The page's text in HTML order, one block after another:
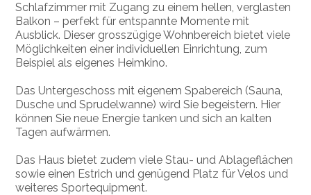
Schlafzimmer mit Zugang zu einem hellen, verglasten
Balkon – perfekt für entspannte Momente mit
Ausblick. Dieser grosszügige Wohnbereich bietet viele
Möglichkeiten einer individuellen Einrichtung, zum
Beispiel als eigenes Heimkino.
Das Untergeschoss mit eigenem Spabereich (Sauna,
Dusche und Sprudelwanne) wird Sie begeistern. Hier
können Sie neue Energie tanken und sich an kalten
Tagen aufwärmen.
Das Haus bietet zudem viele Stau- und Ablageflächen
sowie einen Estrich und genügend Platz für Velos und
weiteres Sportequipment.